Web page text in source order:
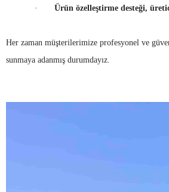
·
Ürün özelleştirme desteği,
Her zaman müşterilerimize profesyonel ve
sunmaya adanmış durumdayız.